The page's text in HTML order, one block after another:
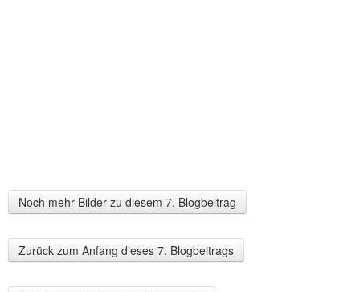
Noch mehr Bilder zu diesem 7. Blogbeitrag
Zurück zum Anfang dieses 7. Blogbeitrags